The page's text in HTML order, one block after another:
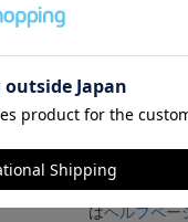
ご注文の確
買い物かご
めにご購入手
送料について
3,980円（税
はヘルプペー